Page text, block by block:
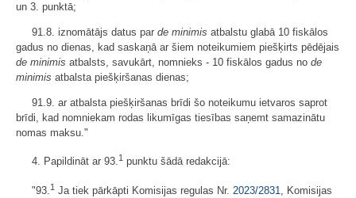
un 3. punktā;
91.8. iznomātājs datus par de minimis atbalstu glabā 10 fiskālos
gadus no dienas, kad saskaņā ar šiem noteikumiem piešķirts pēdējais
de minimis atbalsts, savukārt, nomnieks - 10 fiskālos gadus no de
minimis atbalsta piešķiršanas dienas;
91.9. ar atbalsta piešķiršanas brīdi šo noteikumu ietvaros saprot
brīdi, kad nomniekam rodas likumīgas tiesības saņemt samazinātu
nomas maksu."
4. Papildināt ar 93.1 punktu šādā redakcijā:
"93. 1 Ja tiek pārkāpti Komisijas regulas Nr. 2023/2831
, Komisijas